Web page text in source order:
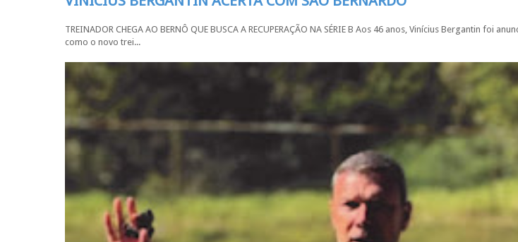
TREINADOR CHEGA AO BERNÔ QUE BUSCA A RECUPERAÇÃO NA SÉRIE B Aos 46 anos, Vinícius Bergantin foi
como o novo trei...